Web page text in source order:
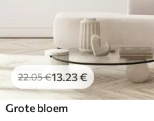
22.05€13 .23€
Grote bloem